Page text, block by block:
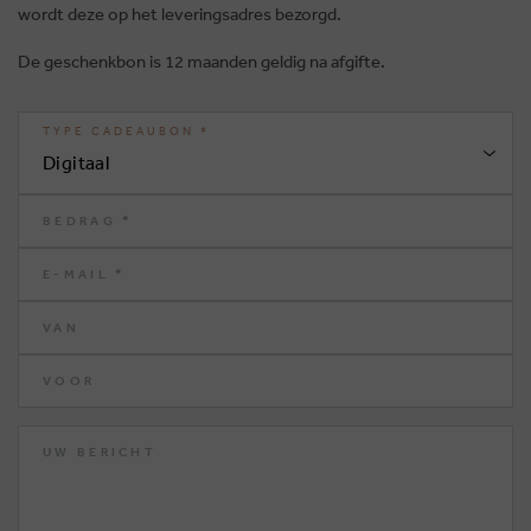
wordt deze op het leveringsadres bezorgd.
De geschenkbon is 12 maanden geldig na afgifte.
TYPE CADEAUBON *